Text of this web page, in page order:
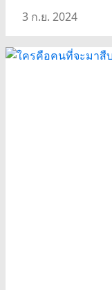
3 ก.ย. 2024